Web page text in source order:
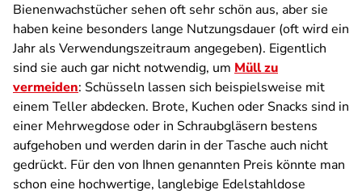
Bienenwachstücher sehen oft sehr schön aus, aber sie
haben keine besonders lange Nutzungsdauer (oft wird ein
Jahr als Verwendungszeitraum angegeben). Eigentlich
sind sie auch gar nicht notwendig, um Müll zu
vermeiden: Schüsseln lassen sich beispielsweise mit
einem Teller abdecken. Brote, Kuchen oder Snacks sind in
einer Mehrwegdose oder in Schraubgläsern bestens
aufgehoben und werden darin in der Tasche auch nicht
gedrückt. Für den von Ihnen genannten Preis könnte man
schon eine hochwertige, langlebige Edelstahldose